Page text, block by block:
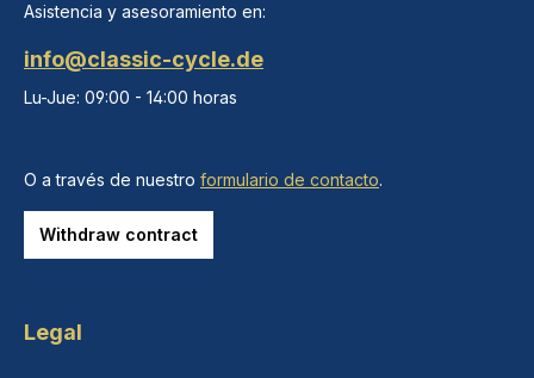
Asistencia y asesoramiento en:
info@classic-cycle.de
Lu-Jue: 09:00 - 14:00 horas
O a través de nuestro formulario de contacto.
Withdraw contract
Legal